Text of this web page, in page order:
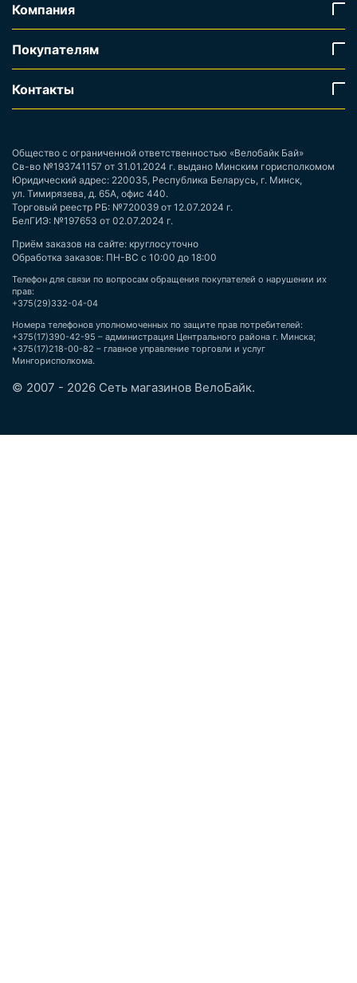
Компания
Покупателям
Контакты
Общество с ограниченной ответственностью «Велобайк Бай»
Св-во №193741157 от 31.01.2024 г. выдано Минским горисполкомом
Юридический адрес: 220035, Республика Беларусь, г. Минск,
ул. Тимирязева, д. 65А, офис 440.
Торговый реестр РБ: №720039 от 12.07.2024 г.
БелГИЭ: №197653 от 02.07.2024 г.
Приём заказов на сайте: круглосуточно
Обработка заказов: ПН-ВС с 10:00 до 18:00
Телефон для связи по вопросам обращения покупателей о нарушении их
прав:
+375(29)332-04-04
Номера телефонов уполномоченных по защите прав потребителей:
+375(17)390-42-95 – администрация Центрального района г. Минска;
+375(17)218-00-82 – главное управление торговли и услуг
Мингорисполкома.
© 2007 - 2026 Сеть магазинов ВелоБайк.